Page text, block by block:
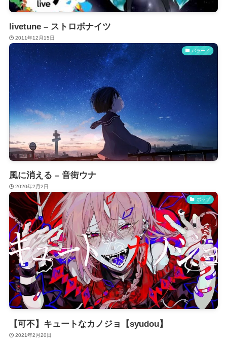
livetune – ストロボナイツ
2011年12月15日
バラード
風に消える – 音街ウナ
2020年2月2日
ポップ
【可不】キュートなカノジョ【syudou】
2021年2月20日